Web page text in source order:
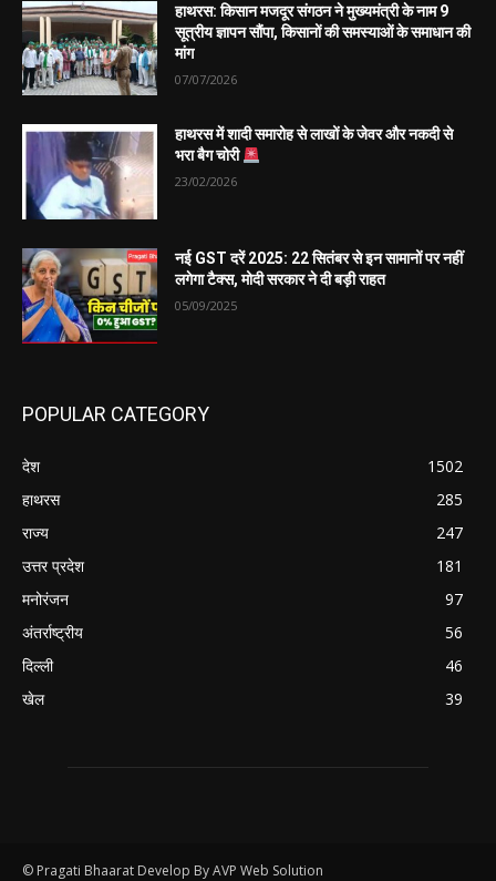
हाथरस: किसान मजदूर संगठन ने मुख्यमंत्री के नाम 9
सूत्रीय ज्ञापन सौंपा, किसानों की समस्याओं के समाधान की
मांग
07/07/2026
हाथरस में शादी समारोह से लाखों के जेवर और नकदी से
भरा बैग चोरी
23/02/2026
नई GST दरें 2025: 22 सितंबर से इन सामानों पर नहीं
लगेगा टैक्स, मोदी सरकार ने दी बड़ी राहत
05/09/2025
POPULAR CATEGORY
देश
1502
हाथरस
285
राज्य
247
उत्तर प्रदेश
181
मनोरंजन
97
अंतर्राष्ट्रीय
56
दिल्ली
46
खेल
39
© Pragati Bhaarat Develop By AVP Web Solution